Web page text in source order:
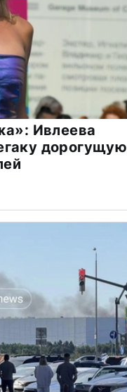
Ивлеева
дорогущую